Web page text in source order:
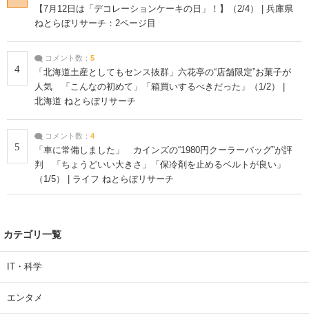
【7月12日は「デコレーションケーキの日」！】（2/4） | 兵庫県
ねとらぼリサーチ：2ページ目
4
コメント数： 5
「北海道土産としてもセンス抜群」六花亭の“店舗限定”お菓子が
人気 「こんなの初めて」「箱買いするべきだった」（1/2） |
北海道 ねとらぼリサーチ
5
コメント数： 4
「車に常備しました」 カインズの“1980円クーラーバッグ”が評
判 「ちょうどいい大きさ」「保冷剤を止めるベルトが良い」
（1/5） | ライフ ねとらぼリサーチ
カテゴリ一覧
IT・科学
エンタメ